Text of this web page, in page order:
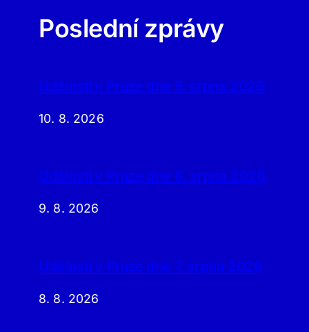
Poslední zprávy
Události v Praze dne 9. srpna 2026
10. 8. 2026
Události v Praze dne 8. srpna 2026
9. 8. 2026
Události v Praze dne 7. srpna 2026
8. 8. 2026